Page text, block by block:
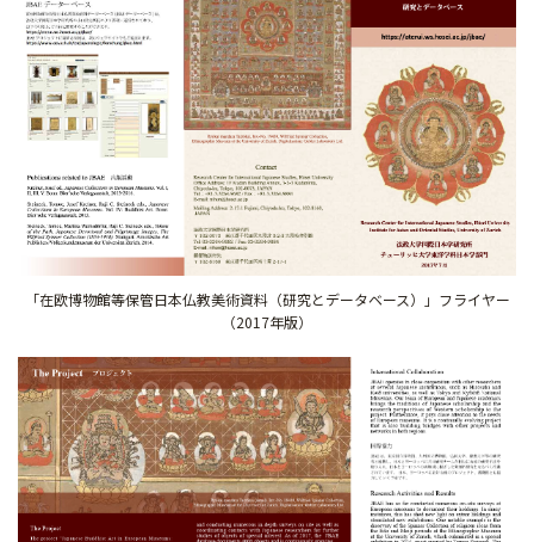
「在欧博物館等保管日本仏教美術資料（研究とデータベース）」フライヤー
（2017年版）